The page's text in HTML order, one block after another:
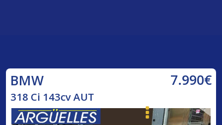
BMW 7.990€
318 Ci 143cv AUT